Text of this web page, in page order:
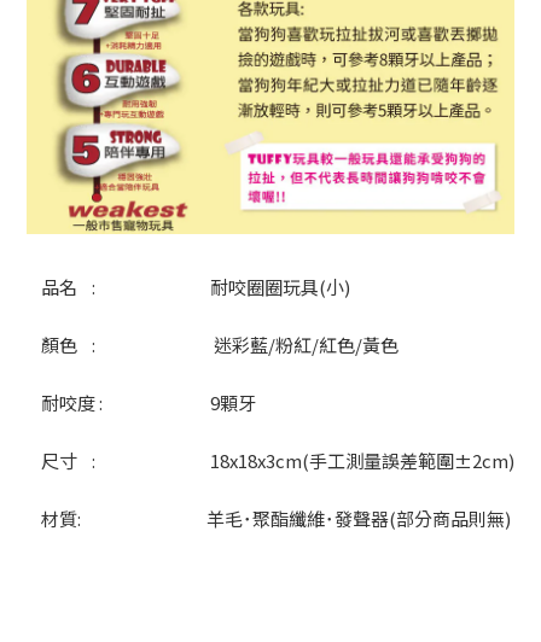
品名 : 耐咬圈圈玩具(小)
顏色 : 迷彩藍/粉紅/紅色/黃色
耐咬度 : 9顆牙
尺寸 : 18x18x3cm(手工測量誤差範圍±2cm)
材質: 羊毛･聚酯纖維･發聲器(部分商品則無)